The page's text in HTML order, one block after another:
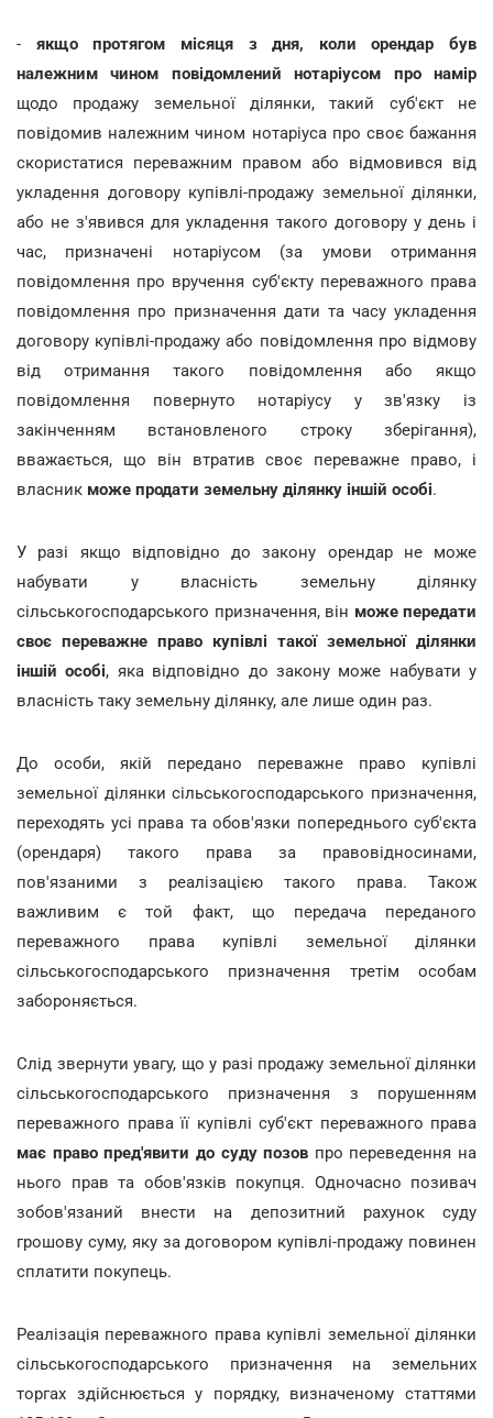
- якщо протягом місяця з дня, коли орендар був
належним чином повідомлений нотаріусом про намір
щодо продажу земельної ділянки, такий суб'єкт не
повідомив належним чином нотаріуса про своє бажання
скористатися переважним правом або відмовився від
укладення договору купівлі-продажу земельної ділянки,
або не з'явився для укладення такого договору у день і
час, призначені нотаріусом (за умови отримання
повідомлення про вручення суб'єкту переважного права
повідомлення про призначення дати та часу укладення
договору купівлі-продажу або повідомлення про відмову
від отримання такого повідомлення або якщо
повідомлення повернуто нотаріусу у зв'язку із
закінченням встановленого строку зберігання),
вважається, що він втратив своє переважне право, і
власник може продати земельну ділянку іншій особі.
У разі якщо відповідно до закону орендар не може
набувати у власність земельну ділянку
сільськогосподарського призначення, він може передати
своє переважне право купівлі такої земельної ділянки
іншій особі, яка відповідно до закону може набувати у
власність таку земельну ділянку, але лише один раз.
До особи, якій передано переважне право купівлі
земельної ділянки сільськогосподарського призначення,
переходять усі права та обов'язки попереднього суб'єкта
(орендаря) такого права за правовідносинами,
пов'язаними з реалізацією такого права. Також
важливим є той факт, що передача переданого
переважного права купівлі земельної ділянки
сільськогосподарського призначення третім особам
забороняється.
Слід звернути увагу, що у разі продажу земельної ділянки
сільськогосподарського призначення з порушенням
переважного права її купівлі суб'єкт переважного права
має право пред'явити до суду позов про переведення на
нього прав та обов'язків покупця. Одночасно позивач
зобов'язаний внести на депозитний рахунок суду
грошову суму, яку за договором купівлі-продажу повинен
сплатити покупець.
Реалізація переважного права купівлі земельної ділянки
сільськогосподарського призначення на земельних
торгах здійснюється у порядку, визначеному статтями